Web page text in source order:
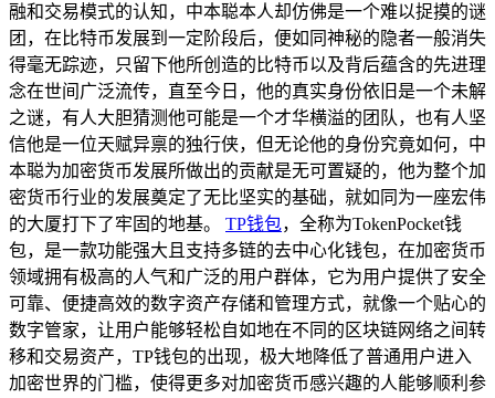
融和交易模式的认知，中本聪本人却仿佛是一个难以捉摸的谜
团，在比特币发展到一定阶段后，便如同神秘的隐者一般消失
得毫无踪迹，只留下他所创造的比特币以及背后蕴含的先进理
念在世间广泛流传，直至今日，他的真实身份依旧是一个未解
之谜，有人大胆猜测他可能是一个才华横溢的团队，也有人坚
信他是一位天赋异禀的独行侠，但无论他的身份究竟如何，中
本聪为加密货币发展所做出的贡献是无可置疑的，他为整个加
密货币行业的发展奠定了无比坚实的基础，就如同为一座宏伟
的大厦打下了牢固的地基。 TP钱包，全称为TokenPocket钱
包，是一款功能强大且支持多链的去中心化钱包，在加密货币
领域拥有极高的人气和广泛的用户群体，它为用户提供了安全
可靠、便捷高效的数字资产存储和管理方式，就像一个贴心的
数字管家，让用户能够轻松自如地在不同的区块链网络之间转
移和交易资产，TP钱包的出现，极大地降低了普通用户进入
加密世界的门槛，使得更多对加密货币感兴趣的人能够顺利参